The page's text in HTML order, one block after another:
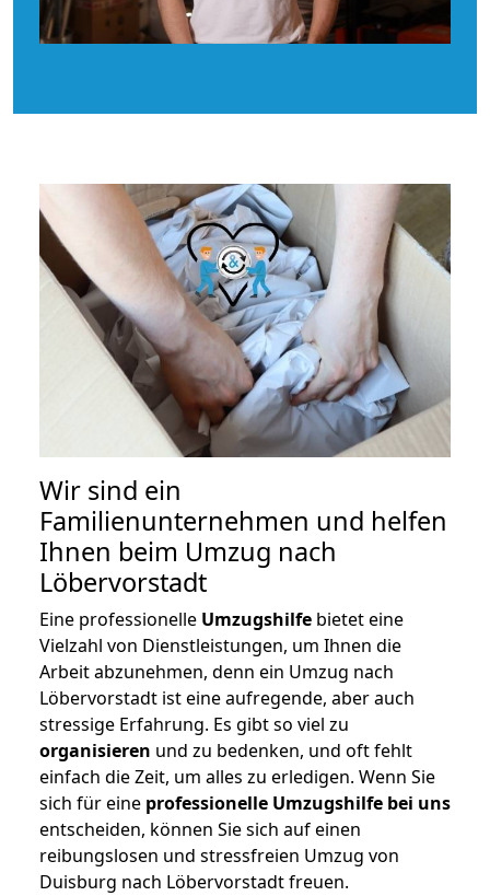
Wir sind ein
Familienunternehmen und helfen
Ihnen beim Umzug nach
Löbervorstadt
Eine professionelle Umzugshilfe bietet eine
Vielzahl von Dienstleistungen, um Ihnen die
Arbeit abzunehmen, denn ein Umzug nach
Löbervorstadt ist eine aufregende, aber auch
stressige Erfahrung. Es gibt so viel zu
organisieren und zu bedenken, und oft fehlt
einfach die Zeit, um alles zu erledigen. Wenn Sie
sich für eine professionelle Umzugshilfe bei uns
entscheiden, können Sie sich auf einen
reibungslosen und stressfreien Umzug von
Duisburg nach Löbervorstadt freuen.